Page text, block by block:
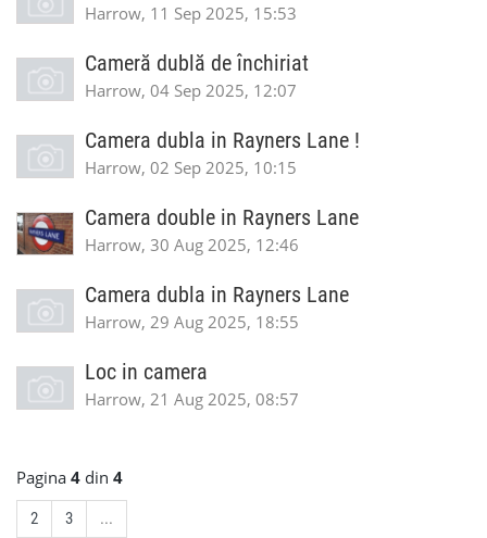
Harrow, 11 Sep 2025, 15:53
Cameră dublă de închiriat
Harrow, 04 Sep 2025, 12:07
Camera dubla in Rayners Lane !
Harrow, 02 Sep 2025, 10:15
Camera double in Rayners Lane
Harrow, 30 Aug 2025, 12:46
Camera dubla in Rayners Lane
Harrow, 29 Aug 2025, 18:55
Loc in camera
Harrow, 21 Aug 2025, 08:57
Pagina 4 din 4
2 3 ...